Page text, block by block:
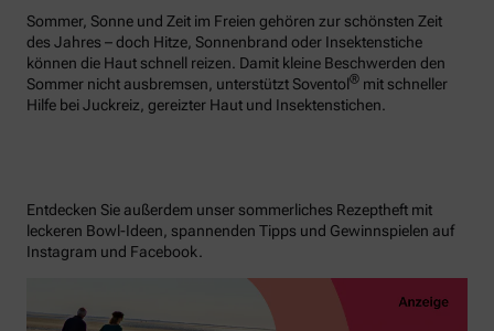
Sommer, Sonne und Zeit im Freien gehören zur schönsten Zeit
des Jahres – doch Hitze, Sonnenbrand oder Insektenstiche
können die Haut schnell reizen. Damit kleine Beschwerden den
Sommer nicht ausbremsen, unterstützt Soventol® mit schneller
Hilfe bei Juckreiz, gereizter Haut und Insektenstichen.
Entdecken Sie außerdem unser sommerliches Rezeptheft mit
leckeren Bowl-Ideen, spannenden Tipps und Gewinnspielen auf
Instagram und Facebook.